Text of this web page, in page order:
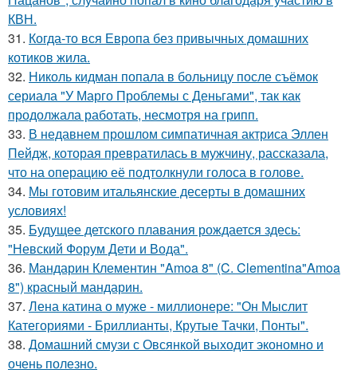
КВН.
31. Когда-то вся Европа без привычных домашних
котиков жила.
32. Николь кидман попала в больницу после съёмок
сериала "У Марго Проблемы с Деньгами", так как
продолжала работать, несмотря на грипп.
33. В недавнем прошлом симпатичная актриса Эллен
Пейдж, которая превратилась в мужчину, рассказала,
что на операцию её подтолкнули голоса в голове.
34. Мы готовим итальянские десерты в домашних
условиях!
35. Будущее детского плавания рождается здесь:
"Невский Форум Дети и Вода".
36. Мандарин Клементин "Amoa 8" (C. Clementina"Amoa
8") красный мандарин.
37. Лена катина о муже - миллионере: "Он Мыслит
Категориями - Бриллианты, Крутые Тачки, Понты".
38. Домашний смузи с Овсянкой выходит экономно и
очень полезно.